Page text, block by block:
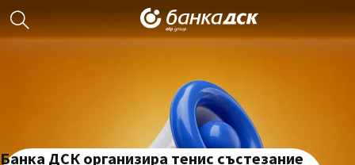
Банка ДСК организира тенис състезание